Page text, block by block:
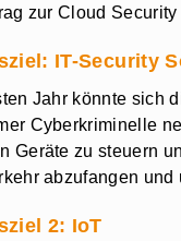
zur Cloud
IT-Security
Jahr könnte sich
Cyberkriminelle
Geräte zu steuern
abzufangen
2: IoT